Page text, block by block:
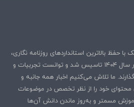
حفظ بالاترین استانداردهای روزنامه نگاری،
تعهد اخلاقی، تولید محتوا و.. در سال ۱۴۰۴ تاسیس شد و توانست تجربیات و
ما تلاش می‌کنیم اخبار همه جانبه و
محتوای خود را از نظر تخصص در موضوعات
مسمتر و به‌روز ماندن دانش آن‌ها